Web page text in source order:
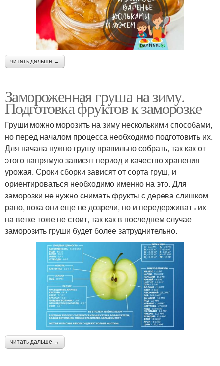
читать дальше →
Замороженная груша на зиму.
Подготовка фруктов к заморозке
Груши можно морозить на зиму несколькими способами,
но перед началом процесса необходимо подготовить их.
Для начала нужно грушу правильно собрать, так как от
этого напрямую зависят период и качество хранения
урожая. Сроки сборки зависят от сорта груш, и
ориентироваться необходимо именно на это. Для
заморозки не нужно снимать фрукты с дерева слишком
рано, пока они еще не дозрели, но и передерживать их
на ветке тоже не стоит, так как в последнем случае
заморозить груши будет более затруднительно.
читать дальше →